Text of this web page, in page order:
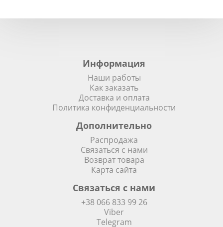
Информация
Наши работы
Как заказать
Доставка и оплата
Политика конфиденциальности
Дополнительно
Распродажа
Связаться с нами
Возврат товара
Карта сайта
Связаться с нами
+38 066 833 99 26
Viber
Telegram